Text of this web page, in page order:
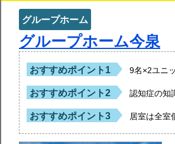
グループホーム
グループホーム今泉
おすすめポイント1 9名×2ユニ
おすすめポイント2 認知症の知
おすすめポイント3 居室は全室